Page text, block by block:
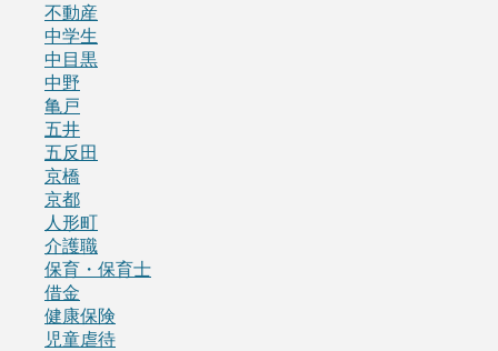
不動産
中学生
中目黒
中野
亀戸
五井
五反田
京橋
京都
人形町
介護職
保育・保育士
借金
健康保険
児童虐待